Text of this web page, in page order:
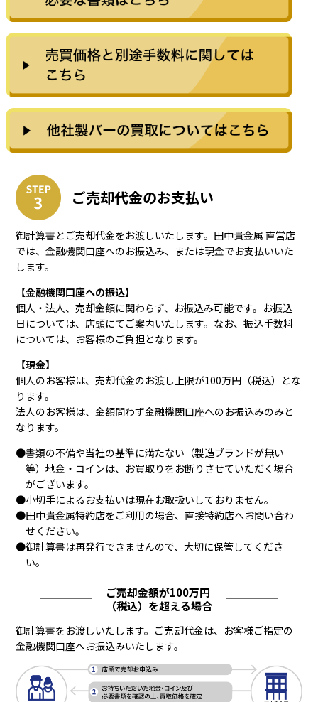
ご売却代金のお支払い
御計算書とご売却代金をお渡しいたします。田中貴金属 直営店
では、金融機関口座へのお振込み、または現金でお支払いいた
します。
【金融機関口座への振込】
個人・法人、売却金額に関わらず、お振込み可能です。お振込
日については、店頭にてご案内いたします。なお、振込手数料
については、お客様のご負担となります。
【現金】
個人のお客様は、売却代金のお渡し上限が100万円（税込）とな
ります。
法人のお客様は、金額問わず金融機関口座へのお振込みのみと
なります。
●書類の不備や当社の基準に満たない（製造ブランドが無い
等）地金・コインは、お買取りをお断りさせていただく場合
がございます。
●小切手によるお支払いは現在お取扱いしておりません。
●田中貴金属特約店をご利用の場合、直接特約店へお問い合わ
せください。
●御計算書は再発行できませんので、大切に保管してくださ
い。
ご売却金額が100万円
（税込）を超える場合
御計算書をお渡しいたします。ご売却代金は、お客様ご指定の
金融機関口座へお振込みいたします。